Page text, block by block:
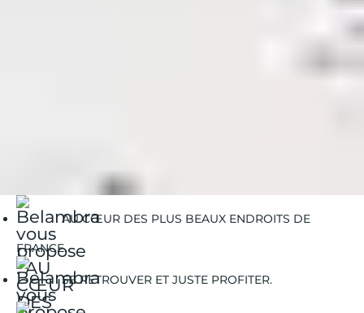
AU CŒUR DES PLUS BEAUX ENDROITS DE
FRANCE.
SE RETROUVER ET JUSTE PROFITER.